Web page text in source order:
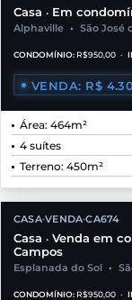
Casa • Em
Alphaville • São José
CONDOMÍNIO: R$950,00 •
VENDA: R$
Área: 464m²
4 suítes
Terreno: 450m²
CASA•VENDA•CA674
Casa • Venda em
Campos
Esplanada do Sol •
CONDOMÍNIO: R$950,00 •